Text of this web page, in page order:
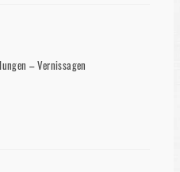
– Vernissagen